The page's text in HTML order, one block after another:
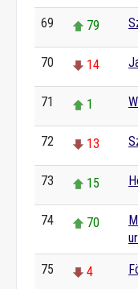
69 79
70 14
71 1
72 13
73 15
74 70
75 4